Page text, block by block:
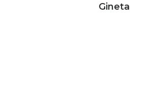
Gineta